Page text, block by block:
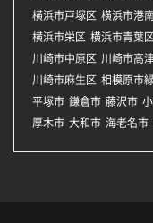
横浜市戸塚区 横浜市港
横浜市栄区 横浜市青葉区
川崎市中原区 川崎市高
川崎市麻生区 相模原市
平塚市 鎌倉市 藤沢市
厚木市 大和市 海老名市